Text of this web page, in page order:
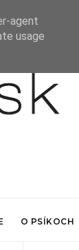
O PSÍKOCH
agent
usage